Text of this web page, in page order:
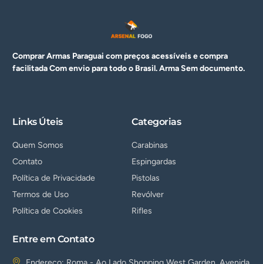
Comprar Armas Paraguai com preços acessíveis e compra
facilitada Com envio para todo o Brasil. ArmaSem documento.
Links Úteis
Quem Somos
Contato
Política de Privacidade
Termos de Uso
Política de Cookies
Categorias
Carabinas
Espingardas
Pistolas
Revólver
Rifles
Entre em Contato